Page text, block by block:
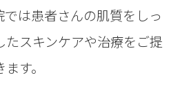
は患者さんの肌質をしっ
たスキンケアや治療をご提
す。